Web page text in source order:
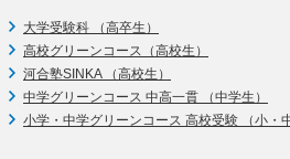
大学受験科 （高卒生）
高校グリーンコース（高校生）
河合塾SINKA （高校生）
中学グリーンコース 中高一貫 （中学生）
小学・中学グリーンコース 高校受験 （小・